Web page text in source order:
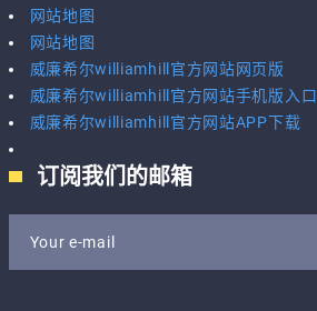
网站地图
网站地图
威廉希尔williamhill官方网站网页版
威廉希尔williamhill官方网站手机版入口
威廉希尔williamhill官方网站APP下载
订阅我们的邮箱
Your e-mail